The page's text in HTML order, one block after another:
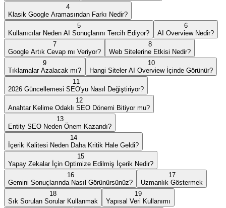
4
Klasik Google Aramasından Farkı Nedir?
5
Kullanıcılar Neden AI Sonuçlarını Tercih Ediyor?
6
AI Overview Nedir?
7
Google Artık Cevap mı Veriyor?
8
Web Sitelerine Etkisi Nedir?
9
Tıklamalar Azalacak mı?
10
Hangi Siteler AI Overview İçinde Görünür?
11
2026 Güncellemesi SEO'yu Nasıl Değiştiriyor?
12
Anahtar Kelime Odaklı SEO Dönemi Bitiyor mu?
13
Entity SEO Neden Önem Kazandı?
14
İçerik Kalitesi Neden Daha Kritik Hale Geldi?
15
Yapay Zekalar İçin Optimize Edilmiş İçerik Nedir?
16
Gemini Sonuçlarında Nasıl Görünürsünüz?
17
Uzmanlık Göstermek
18
Sık Sorulan Sorular Kullanmak
19
Yapısal Veri Kullanımı